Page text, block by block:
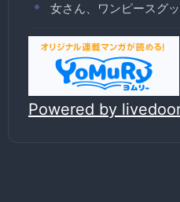
女さん、ワンピースグ
Powered by